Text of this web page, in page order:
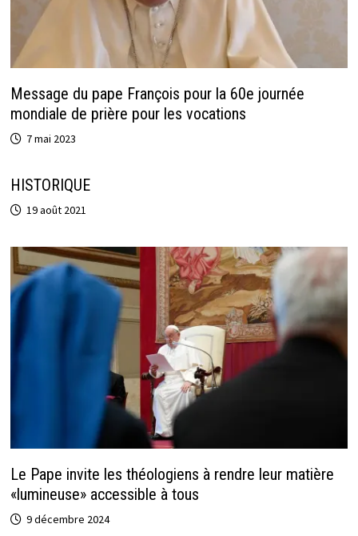
Message du pape François pour la 60e journée
mondiale de prière pour les vocations
7 mai 2023
HISTORIQUE
19 août 2021
Le Pape invite les théologiens à rendre leur matière
«lumineuse» accessible à tous
9 décembre 2024